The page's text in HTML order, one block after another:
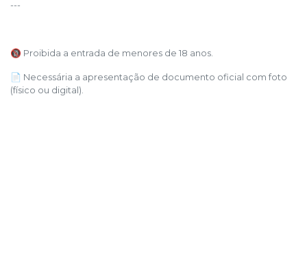
---
🔞 Proibida a entrada de menores de 18 anos.
📄 Necessária a apresentação de documento oficial com foto
(físico ou digital).